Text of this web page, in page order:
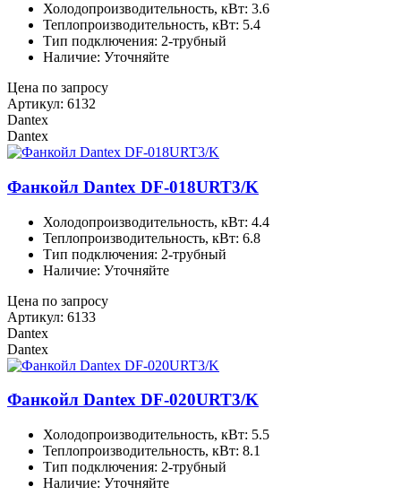
Холодопроизводительность, кВт: 3.6
Теплопроизводительность, кВт: 5.4
Тип подключения: 2-трубный
Наличие: Уточняйте
Цена по запросу
Артикул: 6132
Dantex
Dantex
Фанкойл Dantex DF-018URT3/K
Холодопроизводительность, кВт: 4.4
Теплопроизводительность, кВт: 6.8
Тип подключения: 2-трубный
Наличие: Уточняйте
Цена по запросу
Артикул: 6133
Dantex
Dantex
Фанкойл Dantex DF-020URT3/K
Холодопроизводительность, кВт: 5.5
Теплопроизводительность, кВт: 8.1
Тип подключения: 2-трубный
Наличие: Уточняйте